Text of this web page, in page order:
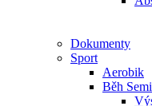
Dokumenty
Sport
Aerobik
Běh